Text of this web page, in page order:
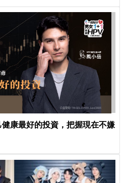
康最好的投資，把握現在不嫌